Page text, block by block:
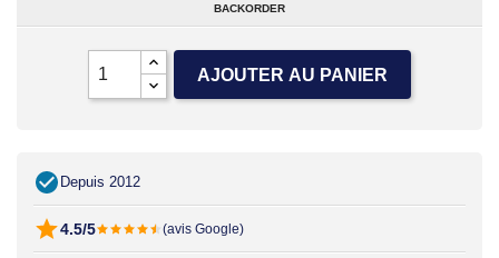
BACKORDER
AJOUTER AU PANIER
Depuis 2012
4.5/5 (avis Google)